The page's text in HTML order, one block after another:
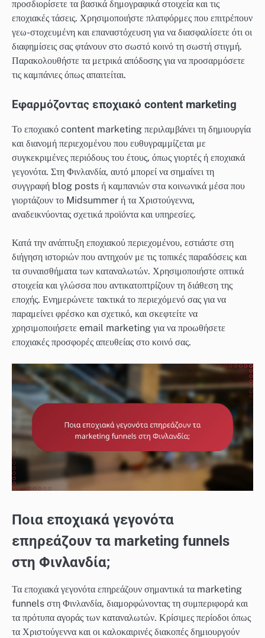
προσδιορίσετε τα βασικά δημογραφικά στοιχεία και τις
εποχιακές τάσεις. Χρησιμοποιήστε πλατφόρμες που επιτρέπουν
γεω-στοχευμένη και επαναστόχευση για να διασφαλίσετε ότι οι
διαφημίσεις σας φτάνουν στο σωστό κοινό τη σωστή στιγμή.
Παρακολουθήστε τα μετρικά απόδοσης για να προσαρμόσετε
τις καμπάνιες όπως απαιτείται.
Εφαρμόζοντας εποχιακό content marketing
Το εποχιακό content marketing περιλαμβάνει τη δημιουργία
και διανομή περιεχομένου που ευθυγραμμίζεται με
συγκεκριμένες περιόδους του έτους, όπως γιορτές ή εποχιακά
γεγονότα. Στη Φινλανδία, αυτό μπορεί να σημαίνει τη
συγγραφή blog posts ή καμπανιών στα κοινωνικά μέσα που
γιορτάζουν το Midsummer ή τα Χριστούγεννα,
αναδεικνύοντας σχετικά προϊόντα και υπηρεσίες.
Κατά την ανάπτυξη εποχιακού περιεχομένου, εστιάστε στη
διήγηση ιστοριών που αντηχούν με τις τοπικές παραδόσεις και
τα συναισθήματα των καταναλωτών. Χρησιμοποιήστε οπτικά
στοιχεία και γλώσσα που αντικατοπτρίζουν τη διάθεση της
εποχής. Ενημερώνετε τακτικά το περιεχόμενό σας για να
παραμείνει φρέσκο και σχετικό, και σκεφτείτε να
χρησιμοποιήσετε email marketing για να προωθήσετε
εποχιακές προσφορές απευθείας στο κοινό σας.
Ποια εποχιακά γεγονότα
επηρεάζουν τα marketing funnels
στη Φινλανδία;
Τα εποχιακά γεγονότα επηρεάζουν σημαντικά τα marketing
funnels στη Φινλανδία, διαμορφώνοντας τη συμπεριφορά και
τα πρότυπα αγοράς των καταναλωτών. Κρίσιμες περίοδοι όπως
τα Χριστούγεννα και οι καλοκαιρινές διακοπές δημιουργούν